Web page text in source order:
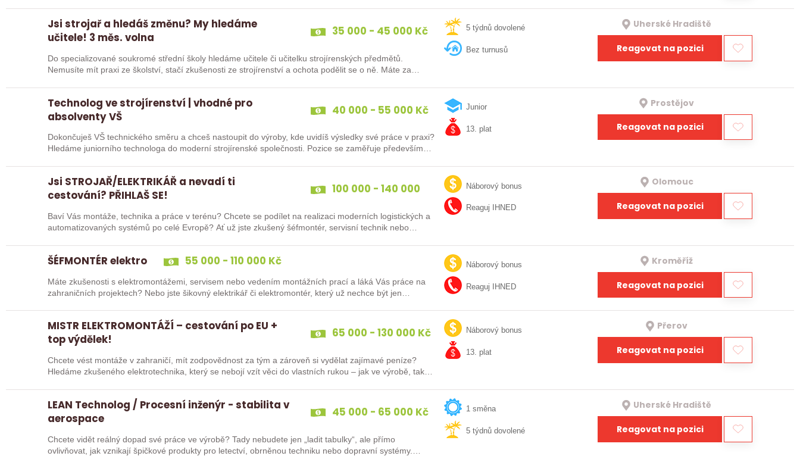
Jsi strojař a hledáš změnu? My hledáme
učitele! 3 měs. volna
35 000 - 45 000 Kč
Do specializované soukromé střední školy hledáme učitele či učitelku strojírenských předmětů.
Nemusíte mít praxi ze školství, stačí zkušenosti ze strojírenství a ochota podělit se o ně. Máte za
5 týdnů dovolené
Bez turnusů
Uherské Hradiště
Reagovat na pozici
Technolog ve strojírenství | vhodné pro
absolventy VŠ
40 000 - 55 000 Kč
Dokončuješ VŠ technického směru a chceš nastoupit do výroby, kde uvidíš výsledky své práce v praxi?
Hledáme juniorního technologa do moderní strojírenské společnosti. Pozice se zaměřuje především
Junior
13. plat
Prostějov
Reagovat na pozici
Jsi STROJAŘ/ELEKTRIKÁŘ a nevadí ti
cestování? PŘIHLAŠ SE!
100 000 - 140 000
Baví Vás montáže, technika a práce v terénu? Chcete se podílet na realizaci moderních logistických a
automatizovaných systémů po celé Evropě? Ať už jste zkušený šéfmontér, servisní technik nebo…
Náborový bonus
Reaguj IHNED
Olomouc
Reagovat na pozici
ŠÉFMONTÉR elektro 55 000 - 110 000 Kč
Máte zkušenosti s elektromontážemi, servisem nebo vedením montážních prací a láká Vás práce na
zahraničních projektech? Nebo jste šikovný elektrikář či elektromontér, který už nechce být jen
Náborový bonus
Reaguj IHNED
Kroměříž
Reagovat na pozici
MISTR ELEKTROMONTÁŽÍ – cestování po EU +
top výdělek!
65 000 - 130 000 Kč
Chcete vést montáže v zahraničí, mít zodpovědnost za tým a zároveň si vydělat zajímavé peníze?
Hledáme zkušeného elektrotechnika, který se nebojí vzít věci do vlastních rukou – jak ve výrobě, tak…
Náborový bonus
13. plat
Přerov
Reagovat na pozici
LEAN Technolog / Procesní inženýr - stabilita v
aerospace
45 000 - 65 000 Kč
Chcete vidět reálný dopad své práce ve výrobě? Tady nebudete jen „ladit tabulky“, ale přímo
ovlivňovat, jak vznikají špičkové produkty pro letectví, obrněnou techniku nebo dopravní systémy.
1 směna
5 týdnů dovolené
Uherské Hradiště
Reagovat na pozici